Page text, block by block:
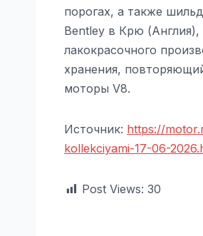
порогах, а также
Bentley в Крю
лакокрасочного
хранения,
моторы V8.
Источник: https://
kollekciyami-17-06-
Post Views: 30